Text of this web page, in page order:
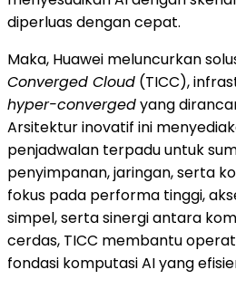
diperluas dengan cepat.
Maka, Huawei meluncurkan
Converged Cloud (TICC),
hyper-convergedyang
Arsitektur inovatif ini
penjadwalan terpadu untuk
penyimpanan, jaringan, serta
fokus pada performa tinggi,
simpel, serta sinergi antara
cerdas, TICC membantu
fondasi komputasi AI yang